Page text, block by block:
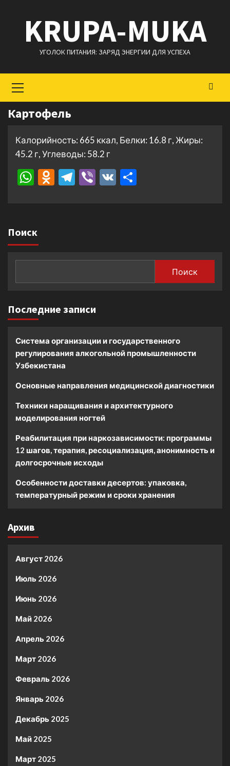
содержимому
KRUPA-MUKA
УГОЛОК ПИТАНИЯ: ЗАРЯД ЭНЕРГИИ ДЛЯ УСПЕХА
меню
Картофель
Калорийность: 665 ккал, Белки: 16.8 г, Жиры:
45.2 г, Углеводы: 58.2 г
WhatsApp
Odnoklassniki
Telegram
Viber
VK
Поиск
Поиск
Последние записи
Система организации и государственного
регулирования алкогольной промышленности
Узбекистана
Основные направления медицинской диагностики
Техники наращивания и архитектурного
моделирования ногтей
Реабилитация при наркозависимости: программы
12 шагов, терапия, ресоциализация, анонимность и
долгосрочные исходы
Особенности доставки десертов: упаковка,
температурный режим и сроки хранения
Архив
Август 2026
Июль 2026
Июнь 2026
Май 2026
Апрель 2026
Март 2026
Февраль 2026
Январь 2026
Декабрь 2025
Май 2025
Март 2025